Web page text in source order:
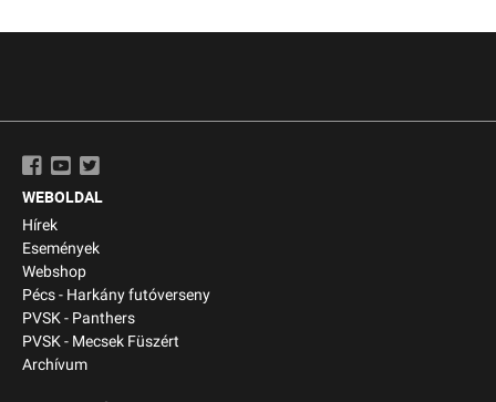
WEBOLDAL
Hírek
Események
Webshop
Pécs - Harkány futóverseny
PVSK - Panthers
PVSK - Mecsek Füszért
Archívum